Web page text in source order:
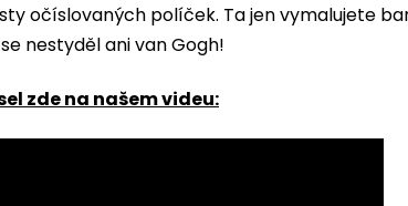
očíslovaných políček. Ta jen vymalujete
nestyděl ani van Gogh!
zde na našem videu: